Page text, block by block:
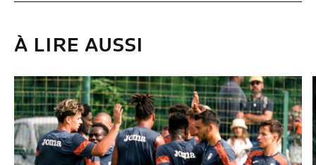
À LIRE AUSSI